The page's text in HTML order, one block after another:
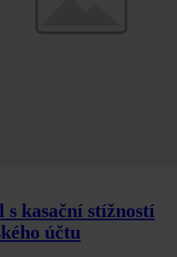
s kasační stížností
účtu